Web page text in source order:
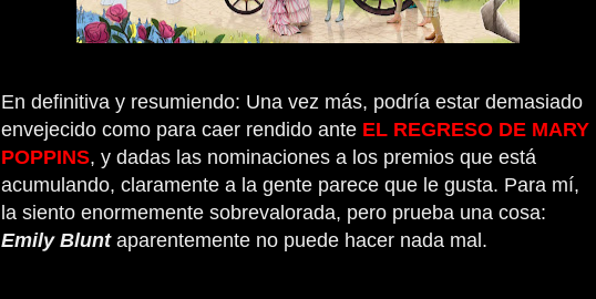
En definitiva y resumiendo: Una vez más, podría estar demasiado
envejecido como para caer rendido ante EL REGRESO DE MARY
POPPINS, y dadas las nominaciones a los premios que está
acumulando, claramente a la gente parece que le gusta. Para mí,
la siento enormemente sobrevalorada, pero prueba una cosa:
Emily Bluntaparentemente no puede hacer nada mal.